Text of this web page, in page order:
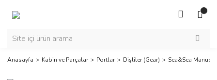
Anasayfa Kabin ve Parçalar Portlar Dişliler (Gear) Sea&Sea